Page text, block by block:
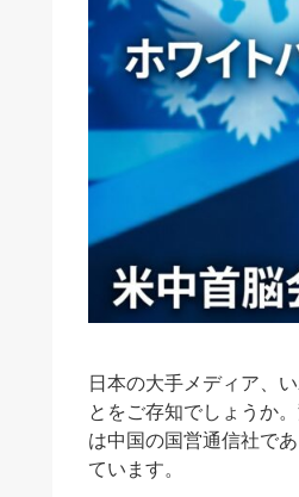
日本の大手メディア、
とをご存知でしょうか
は中国の国営通信社で
ています。